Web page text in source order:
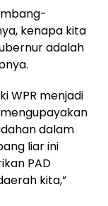
kenapa kita
adalah
WPR menjadi
dalam
liar ini
PAD
kita,”